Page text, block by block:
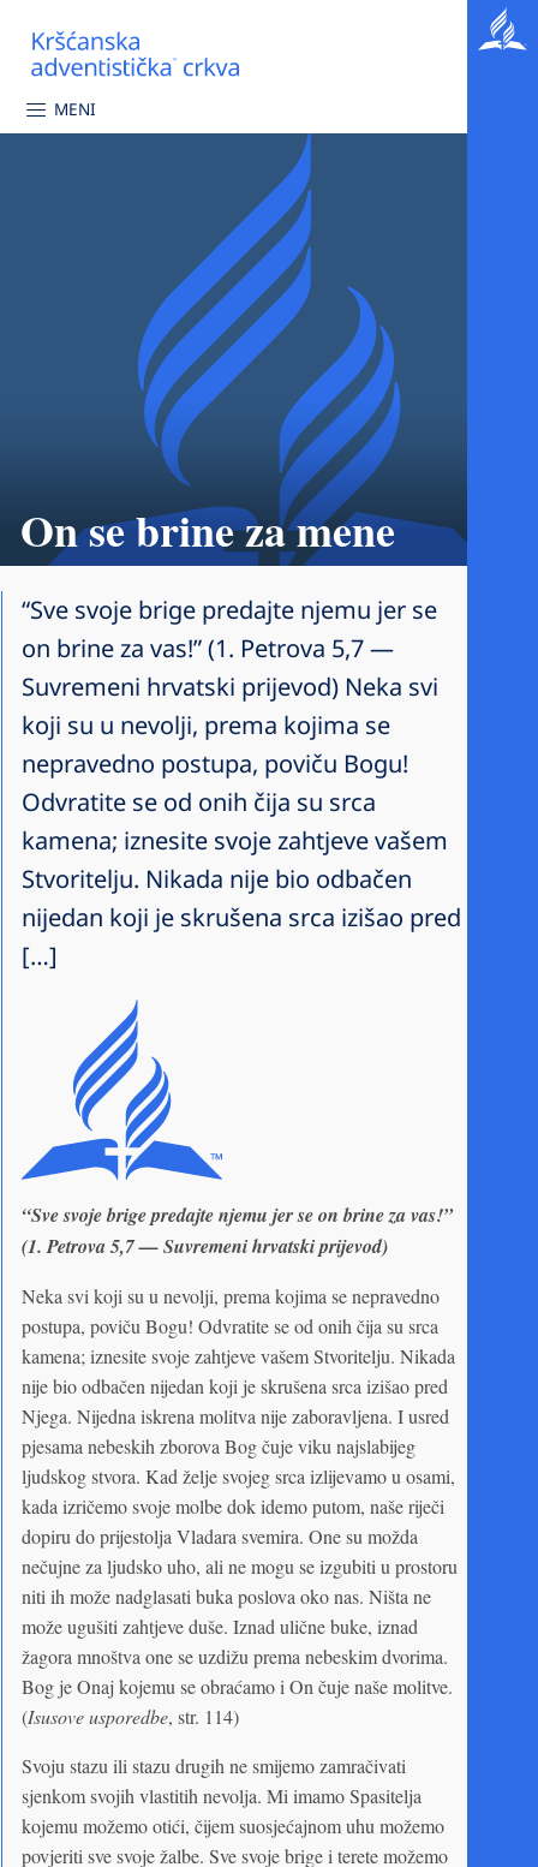
MENI
On se brine za mene
“Sve svoje brige predajte njemu jer se
on brine za vas!” (1. Petrova 5,7 —
Suvremeni hrvatski prijevod) Neka svi
koji su u nevolji, prema kojima se
nepravedno postupa, poviču Bogu!
Odvratite se od onih čija su srca
kamena; iznesite svoje zahtjeve vašem
Stvoritelju. Nikada nije bio odbačen
nijedan koji je skrušena srca izišao pred
[…]
“Sve svoje brige predajte njemu jer se on brine za vas!”
(1. Petrova 5,7 — Suvremeni hrvatski prijevod)
Neka svi koji su u nevolji, prema kojima se nepravedno
postupa, poviču Bogu! Odvratite se od onih čija su srca
kamena; iznesite svoje zahtjeve vašem Stvoritelju. Nikada
nije bio odbačen nijedan koji je skrušena srca izišao pred
Njega. Nijedna iskrena molitva nije zaboravljena. I usred
pjesama nebeskih zborova Bog čuje viku najslabijeg
ljudskog stvora. Kad želje svojeg srca izlijevamo u osami,
kada izričemo svoje molbe dok idemo putom, naše riječi
dopiru do prijestolja Vladara svemira. One su možda
nečujne za ljudsko uho, ali ne mogu se izgubiti u prostoru
niti ih može nadglasati buka poslova oko nas. Ništa ne
može ugušiti zahtjeve duše. Iznad ulične buke, iznad
žagora mnoštva one se uzdižu prema nebeskim dvorima.
Bog je Onaj kojemu se obraćamo i On čuje naše molitve.
(Isusove usporedbe, str. 114)
Svoju stazu ili stazu drugih ne smijemo zamračivati
sjenkom svojih vlastitih nevolja. Mi imamo Spasitelja
kojemu možemo otići, čijem suosjećajnom uhu možemo
povjeriti sve svoje žalbe. Sve svoje brige i terete možemo